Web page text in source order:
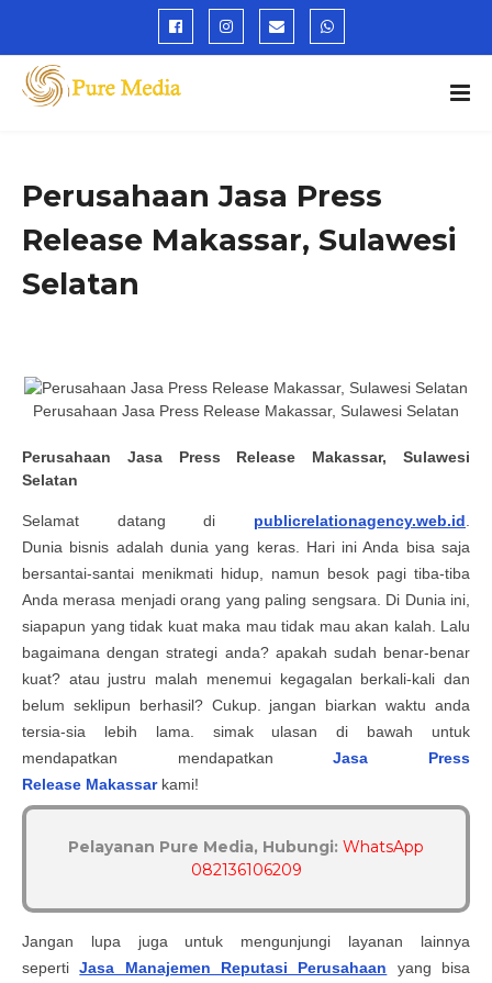
Perusahaan Jasa Press
Release Makassar, Sulawesi
Selatan
Perusahaan Jasa Press Release Makassar, Sulawesi Selatan
Perusahaan Jasa Press Release Makassar,Sulawesi
Selatan
Selamat datang di publicrelationagency.web.id
Dunia bisnis adalah dunia yang keras. Hari ini Anda bisa saja
bersantai-santai menikmati hidup, namun besok pagi tiba-tiba
Anda merasa menjadi orang yang paling sengsara. Di Dunia ini,
siapapun yang tidak kuat maka mau tidak mau akan kalah. Lalu
bagaimana dengan strategi anda? apakah sudah benar-benar
kuat? atau justru malah menemui kegagalan berkali-kali dan
belum seklipun berhasil? Cukup. jangan biarkan waktu anda
tersia-sia lebih lama. simak ulasan di bawah untuk
mendapatkan mendapatkanJasa Press
Release Makassarkami!
Pelayanan Pure Media, Hubungi: WhatsApp
082136106209
Jangan lupa juga untuk mengunjungi layanan lainnya
sepertiJasa Manajemen Reputasi Perusahaan
yang bisa